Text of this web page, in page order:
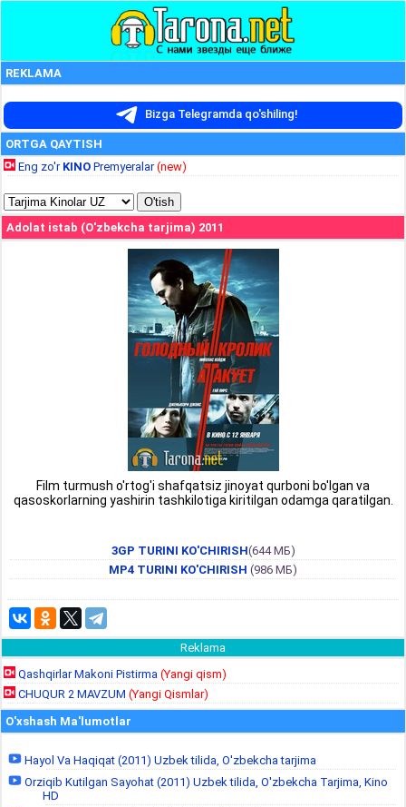
REKLAMA
Bizga Telegramda qo'shiling!
ORTGA QAYTISH
Eng zo'r KINO Premyeralar(new)
Adolat istab (O'zbekcha tarjima) 2011
Film turmush o'rtog'i shafqatsiz jinoyat qurboni bo'lgan va
qasoskorlarning yashirin tashkilotiga kiritilgan odamga qaratilgan.
3GP TURINI KO'CHIRISH(644 МБ)
MP4 TURINI KO'CHIRISH (986 МБ)
Reklama
Qashqirlar Makoni Pistirma (Yangi qism)
CHUQUR 2 MAVZUM (Yangi Qismlar)
O'xshash Ma'lumotlar
Hayol Va Haqiqat (2011) Uzbek tilida, O'zbekcha tarjima
Orziqib Kutilgan Sayohat (2011) Uzbek tilida, O'zbekcha Tarjima, Kino
HD